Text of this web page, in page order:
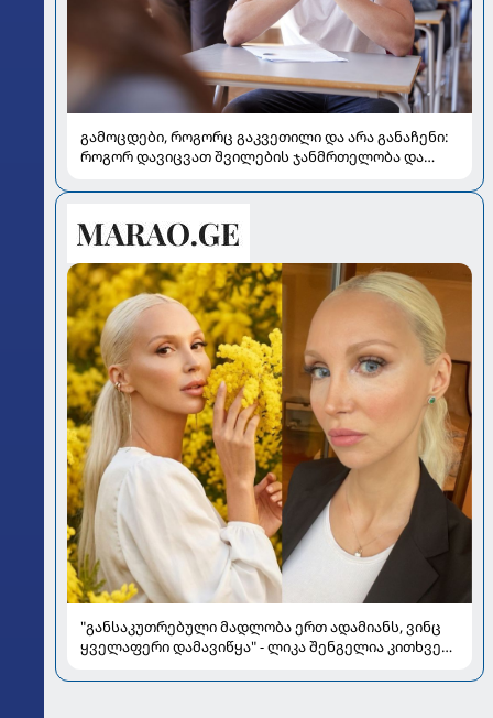
გამოცდები, როგორც გაკვეთილი და არა განაჩენი:
როგორ დავიცვათ შვილების ჯანმრთელობა და
"განსაკუთრებული მადლობა ერთ ადამიანს, ვინც
ყველაფერი დამავიწყა" - ლიკა შენგელია კითხვებს